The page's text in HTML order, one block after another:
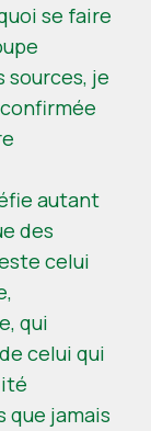
se faire
je
autant
des
celui
qui
celui qui
que jamais